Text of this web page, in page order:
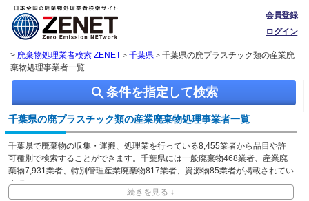
会員登録
ログイン
> 廃棄物処理業者検索 ZENET > 千葉県 > 千葉県の廃プラスチック類の産業廃
棄物処理事業者一覧
search条件を指定して検索
千葉県の廃プラスチック類の産業廃棄物処理事業者一覧
千葉県で廃棄物の収集・運搬、処理業を行っている8,455業者から品目や許
可種別で検索することができます。千葉県には一般廃棄物468業者、産業廃
棄物7,931業者、特別管理産業廃棄物817業者、資源物85業者が掲載されてい
ます。
ZENETでは独自に収集した、本社・事業所の所在地、都道府県や市区町村ご
続きを見る ↓